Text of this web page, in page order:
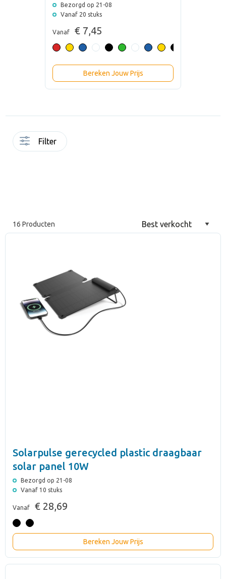
Bezorgd op 21-08
Vanaf 20 stuks
Vanaf € 7,45
Bereken Jouw Prijs
Filter
16 Producten
Solarpulse gerecycled plastic draagbaar
solar panel 10W
Bezorgd op 21-08
Vanaf 10 stuks
Vanaf € 28,69
Bereken Jouw Prijs